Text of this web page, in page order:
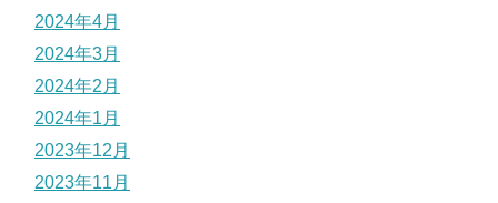
2024年4月
2024年3月
2024年2月
2024年1月
2023年12月
2023年11月